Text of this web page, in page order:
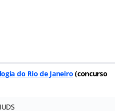
do Rio de Janeiro (concurso